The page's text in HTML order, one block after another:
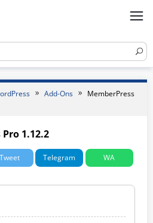
Add-Ons
MemberPress
1.12.2
Tweet Telegram WA